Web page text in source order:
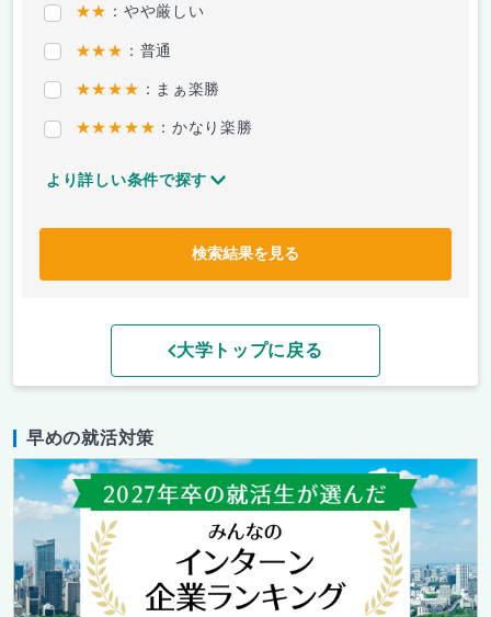
★★ ：やや厳しい
★★★ ：普通
★★★★ ：まぁ楽勝
★★★★★ ：かなり楽勝
より詳しい条件で探す
検索結果を見る
大学トップに戻る
早めの就活対策